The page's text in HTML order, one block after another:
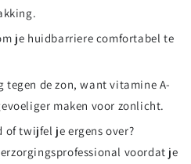
je huidbarriere comfortabel te
tegen de zon, want vitamine A-
maken voor zonlicht.
of twijfel je ergens over?
voordat je